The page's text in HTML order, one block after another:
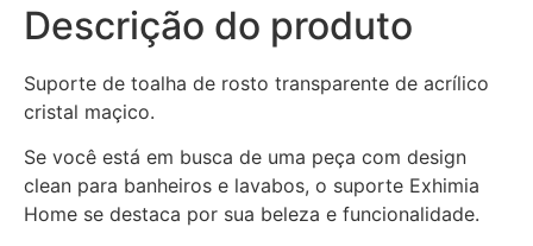
Descrição do produto
Suporte de toalha de rosto transparente de acrílico
cristal maçico.
Se você está em busca de uma peça com design
clean para banheiros e lavabos, o suporte Exhimia
Home se destaca por sua beleza e funcionalidade.